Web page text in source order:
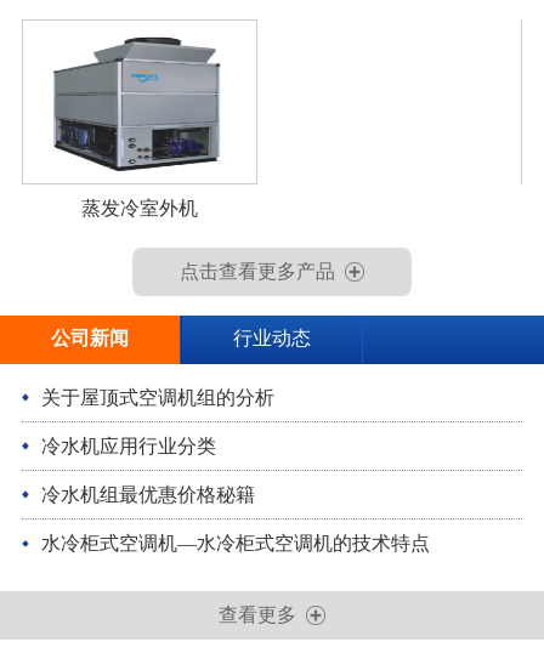
蒸发冷室外机
点击查看更多产品
公司新闻 行业动态
关于屋顶式空调机组的分析
冷水机应用行业分类
冷水机组最优惠价格秘籍
水冷柜式空调机—水冷柜式空调机的技术特点
查看更多